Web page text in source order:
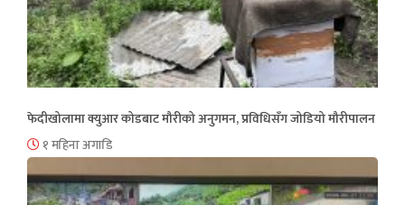
फेदीखोलामा क्युआर कोडबाट मौरीको अनुगमन, प्रविधिसँग जोडियो मौरीपालन
१ महिना अगाडि